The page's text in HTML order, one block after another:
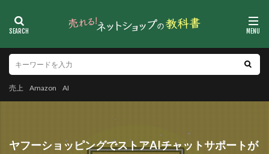
売上 Amazon AI
ヤフーショッピングでストアAIチャットサポートが